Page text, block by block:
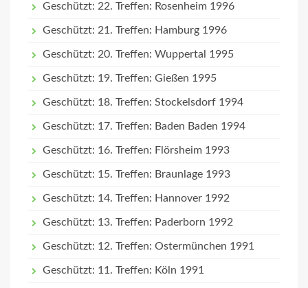
Geschützt: 22. Treffen: Rosenheim 1996
Geschützt: 21. Treffen: Hamburg 1996
Geschützt: 20. Treffen: Wuppertal 1995
Geschützt: 19. Treffen: Gießen 1995
Geschützt: 18. Treffen: Stockelsdorf 1994
Geschützt: 17. Treffen: Baden Baden 1994
Geschützt: 16. Treffen: Flörsheim 1993
Geschützt: 15. Treffen: Braunlage 1993
Geschützt: 14. Treffen: Hannover 1992
Geschützt: 13. Treffen: Paderborn 1992
Geschützt: 12. Treffen: Ostermünchen 1991
Geschützt: 11. Treffen: Köln 1991